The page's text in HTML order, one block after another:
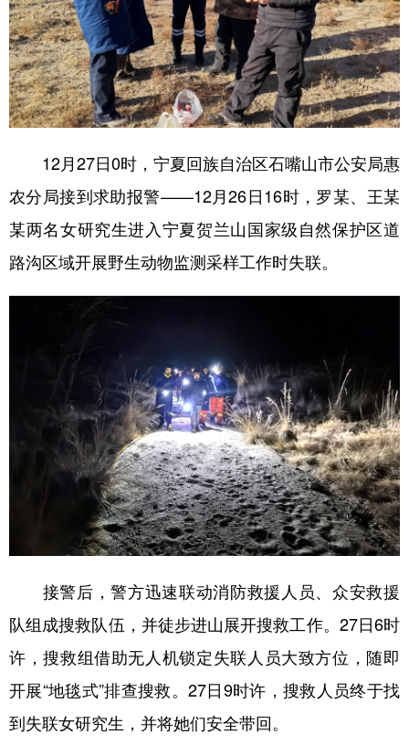
12月27日0时，宁夏回族自治区石嘴山市公安局惠
农分局接到求助报警——12月26日16时，罗某、王某
某两名女研究生进入宁夏贺兰山国家级自然保护区道
路沟区域开展野生动物监测采样工作时失联。
接警后，警方迅速联动消防救援人员、众安救援
队组成搜救队伍，并徒步进山展开搜救工作。27日6时
许，搜救组借助无人机锁定失联人员大致方位，随即
开展“地毯式”排查搜救。27日9时许，搜救人员终于找
到失联女研究生，并将她们安全带回。